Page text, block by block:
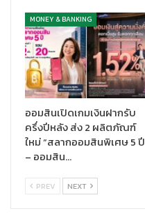
MONEY & BANKING
ออมสินเปิดเกมเงินฝากรับ
ครึ่งปีหลัง ส่ง 2 ผลิตภัณฑ์
ใหม่ “สลากออมสินพิเศษ 5 ปี
– ออมสิน…
PREV NEXT